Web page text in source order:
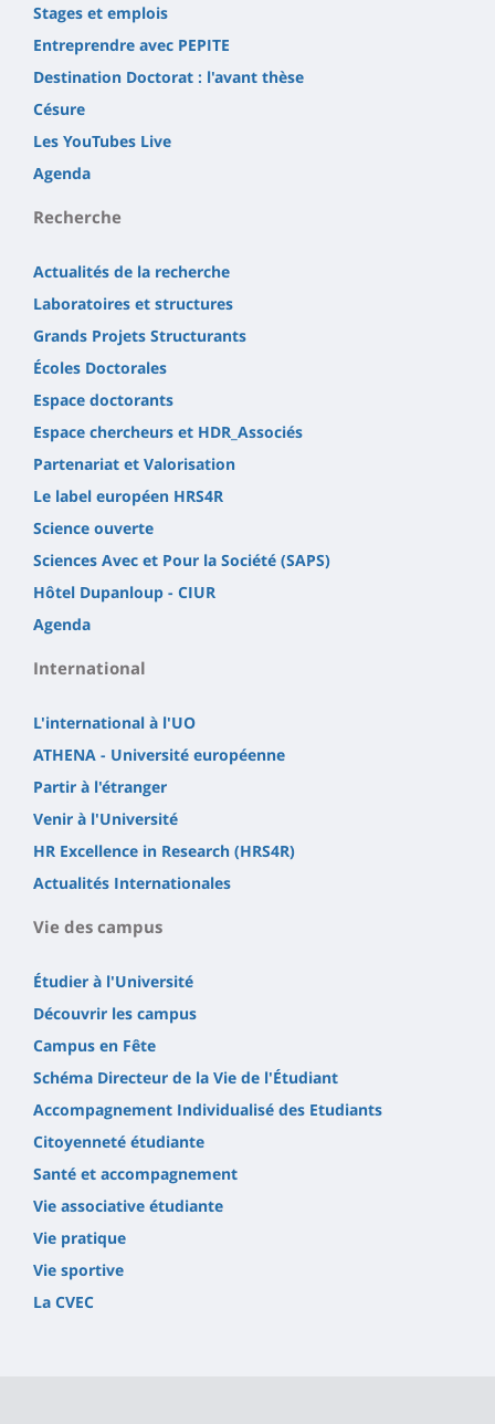
Stages et emplois
Entreprendre avec PEPITE
Destination Doctorat : l'avant thèse
Césure
Les YouTubes Live
Agenda
Recherche
Actualités de la recherche
Laboratoires et structures
Grands Projets Structurants
Écoles Doctorales
Espace doctorants
Espace chercheurs et HDR_Associés
Partenariat et Valorisation
Le label européen HRS4R
Science ouverte
Sciences Avec et Pour la Société (SAPS)
Hôtel Dupanloup - CIUR
Agenda
International
L'international à l'UO
ATHENA - Université européenne
Partir à l'étranger
Venir à l'Université
HR Excellence in Research (HRS4R)
Actualités Internationales
Vie des campus
Étudier à l'Université
Découvrir les campus
Campus en Fête
Schéma Directeur de la Vie de l'Étudiant
Accompagnement Individualisé des Etudiants
Citoyenneté étudiante
Santé et accompagnement
Vie associative étudiante
Vie pratique
Vie sportive
La CVEC